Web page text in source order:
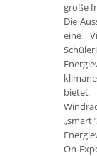
große
Die
eine
bietet
On-